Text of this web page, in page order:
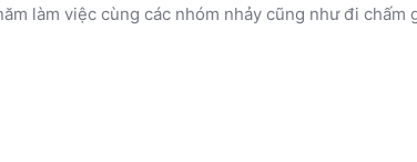
làm việc cùng các nhóm nhảy cũng như đi chấm